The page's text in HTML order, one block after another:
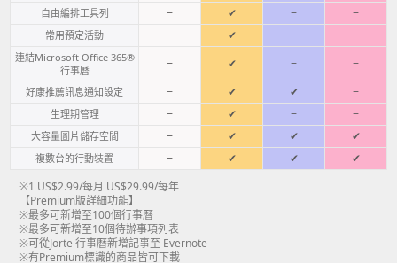
自由編排工具列 − ✔ − −
常用預定活動 − ✔ − −
連結Microsoft Office 365®
行事曆
− ✔ − −
好康推薦訊息通知設定 − ✔ ✔ −
生理期管理 − ✔ − −
大容量圖片儲存空間 − ✔ ✔ ✔
複數台的行動裝置 − ✔ ✔
✔
※1 US$2.99/每月 US$29.99/每年
【Premium版詳細功能】
※最多可新增至100個行事曆
※最多可新增至10個待辦事項列表
※可從Jorte 行事曆新增記事至 Evernote
※有Premium標識的商品皆可下載